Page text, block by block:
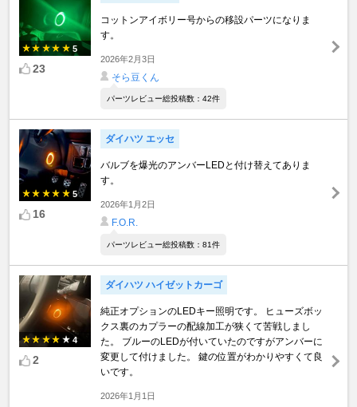
5
23
コットンアイボリー号からの移設パーツになりま
す。
2026年2月3日
そら豆くん
パーツレビュー総投稿数：42件
5
16
ダイハツ エッセ
バルブを爆光のアンバーLEDと付け替えてありま
す。
2026年1月2日
F.O.R.
パーツレビュー総投稿数：81件
4
2
ダイハツ ハイゼットカーゴ
純正オプションのLEDキー照明です。 ヒューズボッ
クス裏のカプラーの配線加工が狭くて苦戦しまし
た。 ブルーのLEDが付いていたのですがアンバーに
変更して付けました。 鍵の位置がわかりやすくて良
いです。
2026年1月1日